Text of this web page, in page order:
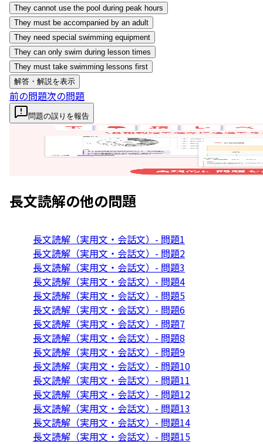
They cannot use the pool during peak hours
They must be accompanied by an adult
They need special swimming equipment
They can only swim during lesson times
They must take swimming lessons first
解答・解説を表示
前の問題次の問題
問題の誤りを報告
長文読解の他の問題
長文読解（実用文・会話文）- 問題1
長文読解（実用文・会話文）- 問題2
長文読解（実用文・会話文）- 問題3
長文読解（実用文・会話文）- 問題4
長文読解（実用文・会話文）- 問題5
長文読解（実用文・会話文）- 問題6
長文読解（実用文・会話文）- 問題7
長文読解（実用文・会話文）- 問題8
長文読解（実用文・会話文）- 問題9
長文読解（実用文・会話文）- 問題10
長文読解（実用文・会話文）- 問題11
長文読解（実用文・会話文）- 問題12
長文読解（実用文・会話文）- 問題13
長文読解（実用文・会話文）- 問題14
長文読解（実用文・会話文）- 問題15